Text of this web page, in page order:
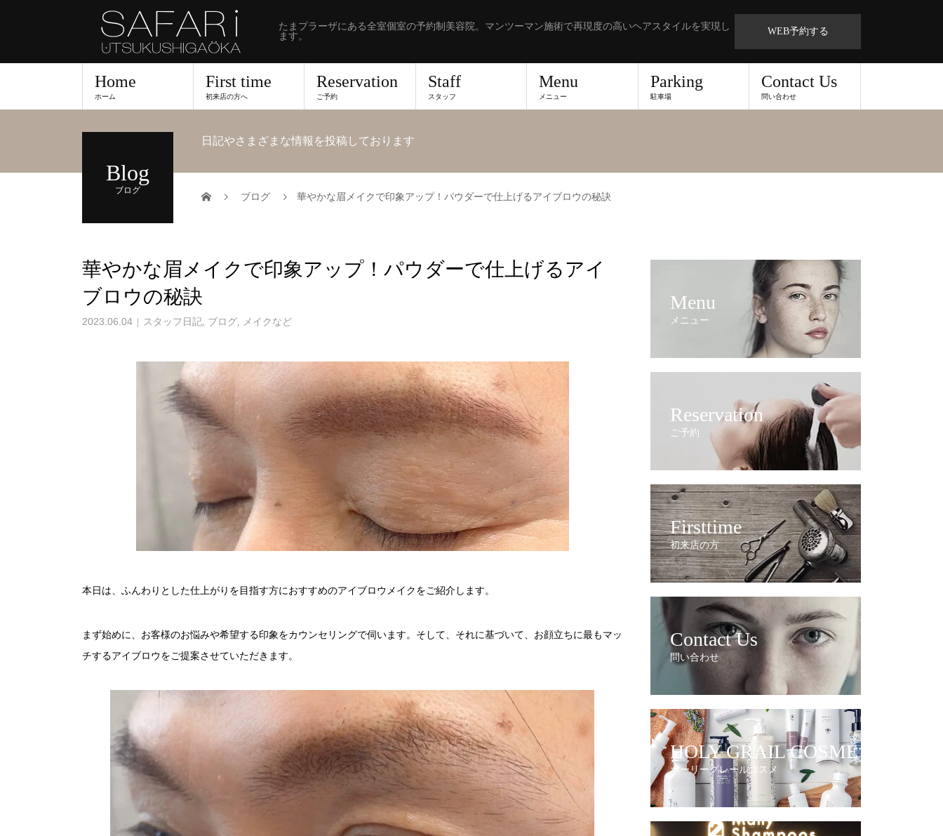
たまプラーザにある全室個室の予約制美容院。マンツーマン施術で再現度の高いヘアスタイルを実現し
ます。
WEB予約する
Home
ホーム
First time
初来店の方へ
Reservation
ご予約
Staff
スタッフ
Menu
メニュー
Parking
駐車場
Contact Us
問い合わせ
Blog
ブログ
日記やさまざまな情報を投稿しております
ブログ 華やかな眉メイクで印象アップ！パウダーで仕上げるアイブロウの秘訣
華やかな眉メイクで印象アップ！パウダーで仕上げるアイ
ブロウの秘訣
2023.06.04 スタッフ日記, ブログ, メイクなど
本日は、ふんわりとした仕上がりを目指す方におすすめのアイブロウメイクをご紹介します。
まず始めに、お客様のお悩みや希望する印象をカウンセリングで伺います。そして、それに基づいて、お顔立ちに最もマッ
チするアイブロウをご提案させていただきます。
Menu
メニュー
Reservation
ご予約
Firsttime
初来店の方
Contact Us
問い合わせ
HOLY GRAIL COSME
ホーリーグレールコスメ